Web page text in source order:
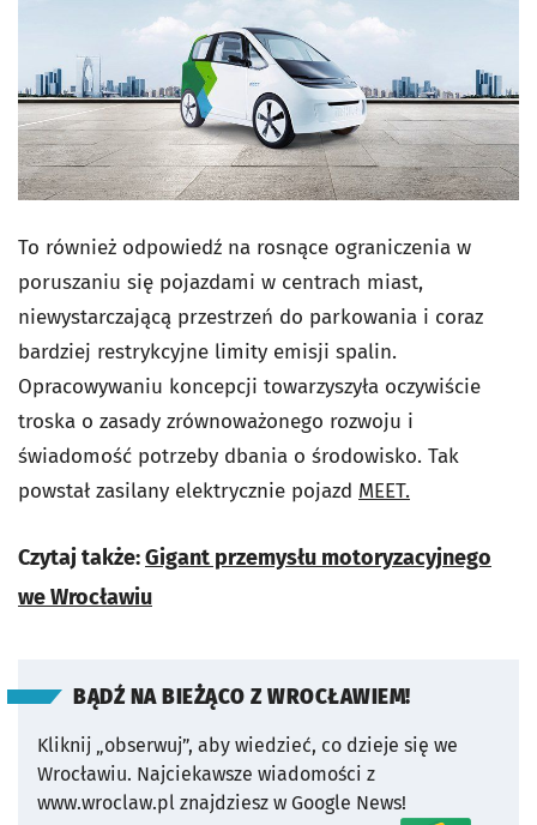
To również odpowiedź na rosnące ograniczenia w
poruszaniu się pojazdami w centrach miast,
niewystarczającą przestrzeń do parkowania i coraz
bardziej restrykcyjne limity emisji spalin.
Opracowywaniu koncepcji towarzyszyła oczywiście
troska o zasady zrównoważonego rozwoju i
świadomość potrzeby dbania o środowisko. Tak
powstał zasilany elektrycznie pojazd MEET.
Czytaj także:Gigant przemysłu motoryzacyjnego
we Wrocławiu
BĄDŹ NA BIEŻĄCO Z WROCŁAWIEM!
Kliknij „obserwuj”, aby wiedzieć, co dzieje się we
Wrocławiu. Najciekawsze wiadomości z
www.wroclaw.pl znajdziesz w Google News!